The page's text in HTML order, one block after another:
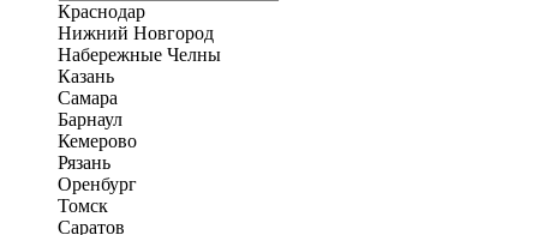
Краснодар
Нижний Новгород
Набережные Челны
Казань
Самара
Барнаул
Кемерово
Рязань
Оренбург
Томск
Саратов